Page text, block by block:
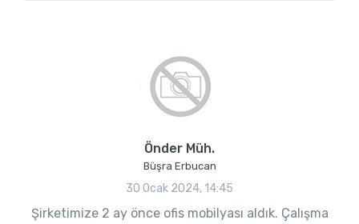
Önder Müh.
Büşra Erbucan
30 Ocak 2024, 14:45
Şirketimize 2 ay önce ofis mobilyası aldık. Çalışma